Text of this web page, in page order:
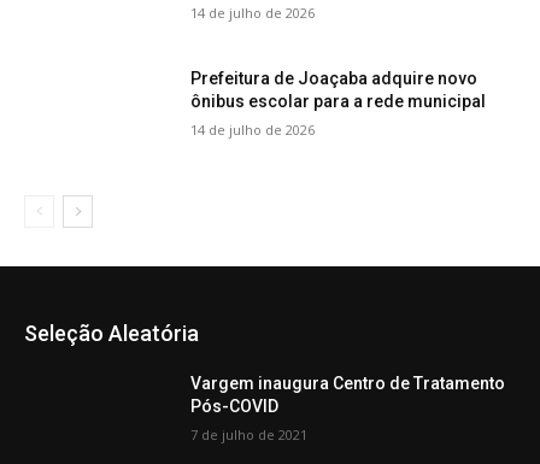
14 de julho de 2026
Prefeitura de Joaçaba adquire novo
ônibus escolar para a rede municipal
14 de julho de 2026
Seleção Aleatória
Vargem inaugura Centro de Tratamento
Pós-COVID
7 de julho de 2021